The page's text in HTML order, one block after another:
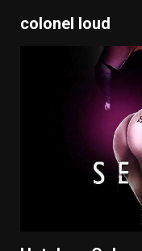
colonel loud